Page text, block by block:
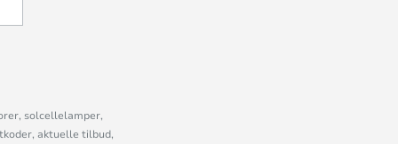
solcellelamper,
aktuelle tilbud,